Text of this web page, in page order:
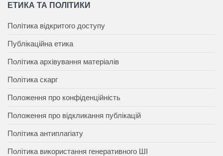
ЕТИКА ТА ПОЛІТИКИ
Політика відкритого доступу
Публікаційна етика
Політика архівування матеріалів
Політика скарг
Положення про конфіденційність
Положення про відкликання публікацій
Політика антиплагіату
Політика використання генеративного ШІ